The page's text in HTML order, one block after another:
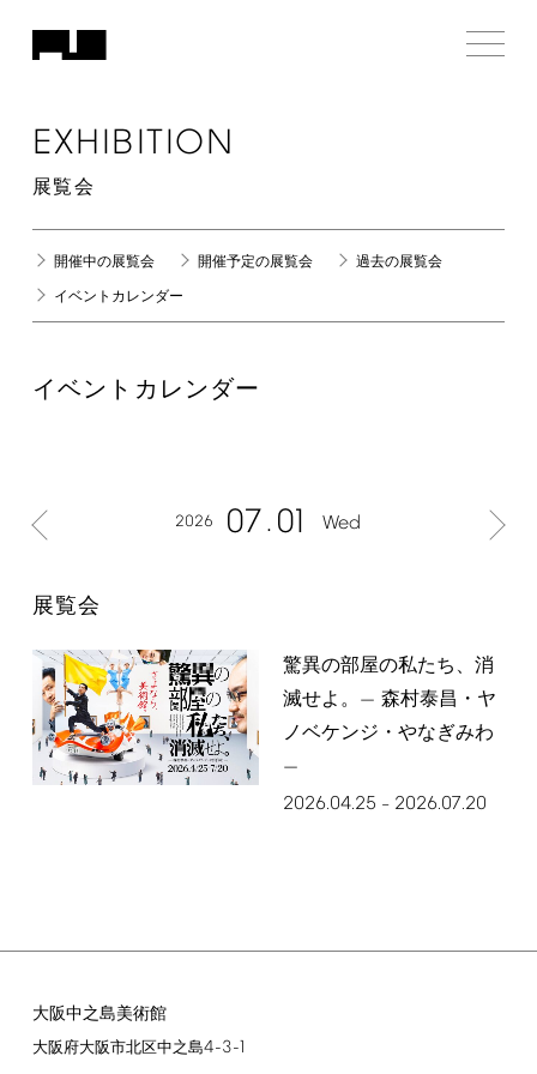
EXHIBITION
展覧会
開催中の展覧会 開催予定の展覧会 過去の展覧会
イベントカレンダー
イベントカレンダー
2026 07 01 Wed
展覧会
驚異の部屋の私たち、消
滅せよ。— 森村泰昌・ヤ
ノベケンジ・やなぎみわ
—
2026.04.25 – 2026.07.20
大阪中之島美術館
大阪府大阪市北区中之島4-3-1